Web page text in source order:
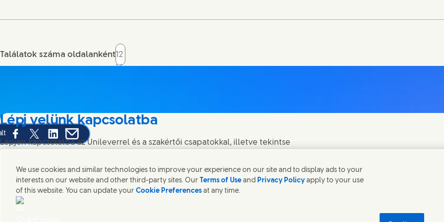
Találatok száma oldalanként
Share this page on Facebook
Share this page on X
Share this page on Linked In
Share this page on E-mail
Lépj velünk kapcsolatba
Lépjen kapcsolatba az Unileverrel és a szakértői csapatokkal, illetve tekintse
Lépj velünk kapcsolatba
Jogi nyilatkozat
We use cookies and similar technologies to improve your experience on our site and to display ads to your
interests on our website and other third-party sites. Our Terms of Use and Privacy Policy apply to your use
of this website. You can update your Cookie Preferences at any time.